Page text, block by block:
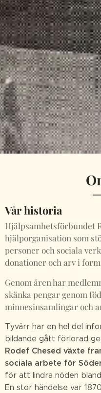
Vår historia
Hjälpsamhetsförbundet
hjälporganisation som
personer och sociala
donationer och arv i
Genom åren har
skänka pengar genom
minnesinsamlingar och
Tyvärr har en hel del
bildande gått förlorad
Rodef Chesed växte
sociala arbete för
för att lindra nöden
En stor händelse var